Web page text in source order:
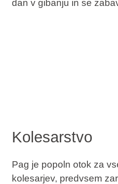
dan v gibanju in se
Kolesarstvo
Pag je popoln otok za
kolesarjev, predvsem